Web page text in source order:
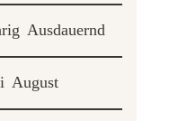
Ausdauernd
August